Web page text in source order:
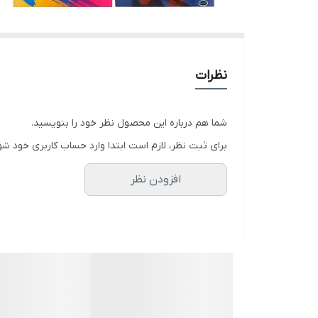
نظرات
شما هم درباره این محصول نظر خود را بنویسید.
برای ثبت نظر، لازم است ابتدا وارد حساب کاربری خود
افزودن نظر